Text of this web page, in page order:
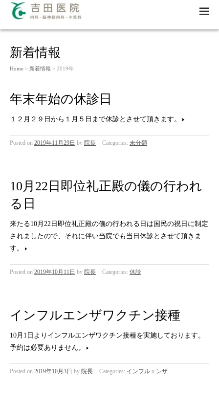
新着情報
Home > 新着情報 > 2019年
年末年始の休診日
１２月２９日から１月５日まで休診とさせて頂きます。
Posted on 2019年11月29日 by 院長 Categories: 未分類
10月22日即位礼正殿の儀の行われ
る日
来たる10月22日即位礼正殿の儀の行われる日は国民の祝日に制定
されましたので、それに伴い当院でも当日休診とさせて頂きま
す。
Posted on 2019年10月11日 by 院長 Categories: 休診
インフルエンザワクチン接種
10月1日よりインフルエンザワクチン接種を実施しております。
予約は必要ありません。
Posted on 2019年10月3日 by 院長 Categories: インフルエンザ